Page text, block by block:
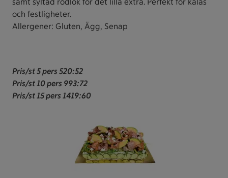
och festligheter.
Allergener: Gluten, Ägg, Senap
Pris/st 5 pers 520:52
Pris/st 10 pers 993:72
Pris/st 15 pers 1419:60